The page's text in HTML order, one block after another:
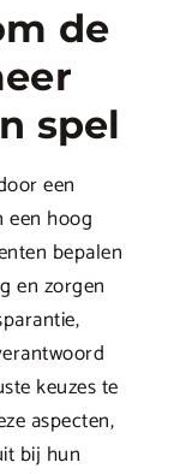
de
spel
een
een hoog
bepalen
en zorgen
keuzes te
aspecten,
bij hun